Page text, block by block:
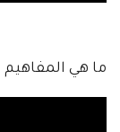
ما هي